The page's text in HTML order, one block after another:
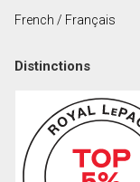
consentez à
communiquer
French / Français
Distinctions